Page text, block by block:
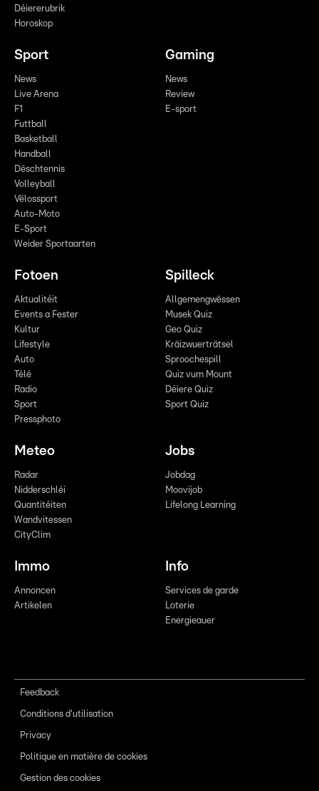
Déiererubrik
Horoskop
Sport
News
Live Arena
F1
Futtball
Basketball
Handball
Dëschtennis
Volleyball
Vëlossport
Auto-Moto
E-Sport
Weider Sportaarten
Gaming
News
Review
E-sport
Fotoen
Aktualitéit
Events a Fester
Kultur
Lifestyle
Auto
Télé
Radio
Sport
Pressphoto
Spilleck
Allgemengwëssen
Musek Quiz
Geo Quiz
Kräizwuerträtsel
Sproochespill
Quiz vum Mount
Déiere Quiz
Sport Quiz
Meteo
Radar
Nidderschléi
Quantitéiten
Wandvitessen
CityClim
Jobs
Jobdag
Moovijob
Lifelong Learning
Immo
Annoncen
Artikelen
Info
Services de garde
Loterie
Energieauer
Feedback
Conditions d'utilisation
Privacy
Politique en matière de cookies
Gestion des cookies